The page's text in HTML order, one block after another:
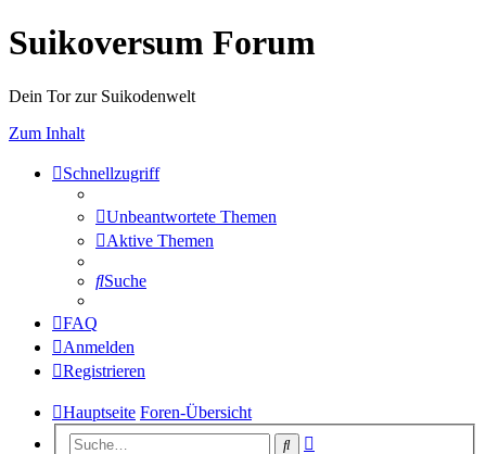
Suikoversum Forum
Dein Tor zur Suikodenwelt
Zum Inhalt
Schnellzugriff
Unbeantwortete Themen
Aktive Themen
Suche
FAQ
Anmelden
Registrieren
Hauptseite Foren-Übersicht
Suche